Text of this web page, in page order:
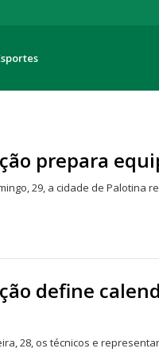
prepara
29, a cidade de Palotina
define
28, os técnicos e